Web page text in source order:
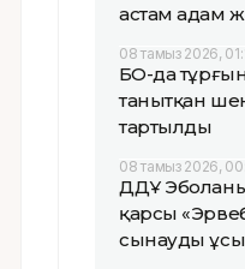
астам адам
08 тамыз 2026,
БҚО-да
танытқан
тартылды
08 тамыз 2026,
ДДҰ
қарсы
сынауды